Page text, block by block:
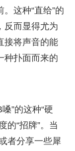
这种“直给”的
反而显得尤为
接将声音的能
种扑面而来的
”的这种“硬
的“招牌”。当
者分享一些犀